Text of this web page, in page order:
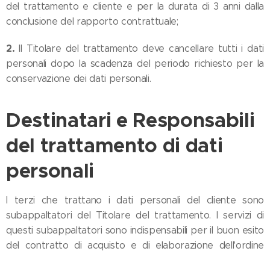
del trattamento e cliente e per la durata di 3 anni dalla
conclusione del rapporto contrattuale;
2. Il Titolare del trattamento deve cancellare tutti i dati
personali dopo la scadenza del periodo richiesto per la
conservazione dei dati personali.
Destinatari e Responsabili
del trattamento di dati
personali
I terzi che trattano i dati personali del cliente sono
subappaltatori del Titolare del trattamento. I servizi di
questi subappaltatori sono indispensabili per il buon esito
del contratto di acquisto e di elaborazione dell'ordine